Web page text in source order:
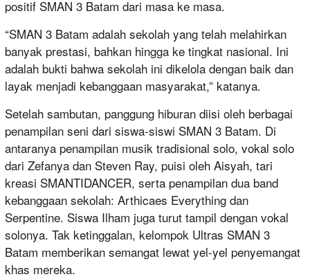
positif SMAN 3 Batam dari masa ke masa.
“SMAN 3 Batam adalah sekolah yang telah melahirkan
banyak prestasi, bahkan hingga ke tingkat nasional. Ini
adalah bukti bahwa sekolah ini dikelola dengan baik dan
layak menjadi kebanggaan masyarakat,” katanya.
Setelah sambutan, panggung hiburan diisi oleh berbagai
penampilan seni dari siswa-siswi SMAN 3 Batam. Di
antaranya penampilan musik tradisional solo, vokal solo
dari Zefanya dan Steven Ray, puisi oleh Aisyah, tari
kreasi SMANTIDANCER, serta penampilan dua band
kebanggaan sekolah: Arthicaes Everything dan
Serpentine. Siswa Ilham juga turut tampil dengan vokal
solonya. Tak ketinggalan, kelompok Ultras SMAN 3
Batam memberikan semangat lewat yel-yel penyemangat
khas mereka.